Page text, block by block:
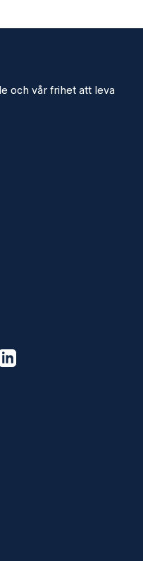
och vår frihet att leva